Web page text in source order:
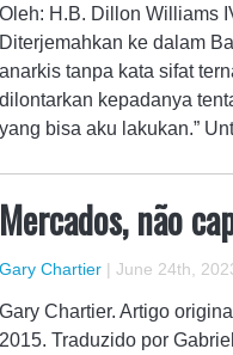
Oleh: H.B. Dillon Williams
Diterjemahkan ke dalam
anarkis tanpa kata sifat
dilontarkan kepadanya
yang bisa aku lakukan.”
Mercados, não
Gary Chartier | June 24th,
Gary Chartier. Artigo
2015. Traduzido por